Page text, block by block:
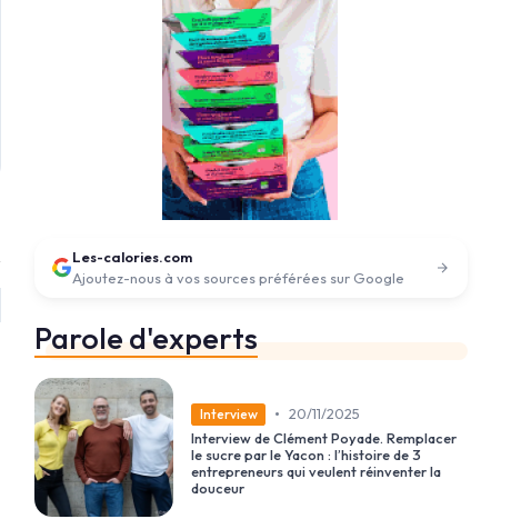
Les-calories.com
Ajoutez-nous à vos sources préférées sur Google
Parole d'experts
Interview • 20/11/2025
Interview de Clément Poyade. Remplacer
le sucre par le Yacon : l’histoire de 3
entrepreneurs qui veulent réinventer la
douceur